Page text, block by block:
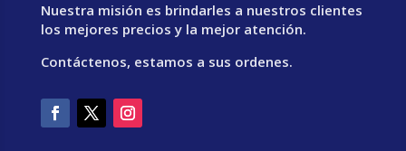
Nuestra misión es brindarles a nuestros clientes
los mejores precios y la mejor atención.
Contáctenos, estamos a sus ordenes.